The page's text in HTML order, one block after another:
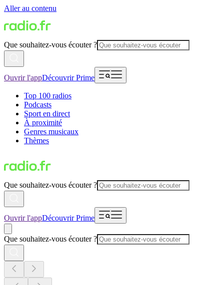
Aller au contenu
Que souhaitez-vous écouter ?
Ouvrir l'appDécouvrir Prime
Top 100 radios
Podcasts
Sport en direct
À proximité
Genres musicaux
Thèmes
Que souhaitez-vous écouter ?
Ouvrir l'appDécouvrir Prime
Que souhaitez-vous écouter ?